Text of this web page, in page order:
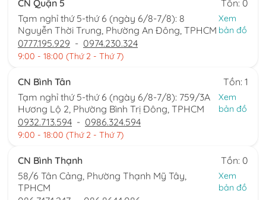
CN Quận 5
Tồn: 0
Tạm nghỉ thứ 5-thứ 6 (ngày 6/8-7/8): 8
Nguyễn Thời Trung, Phường An Đông, TPHCM
Xem
bản đồ
0777.195.929 - 0974.230.324
9:00 - 18:00 (Thứ 2 - Thứ 7)
CN Bình Tân
Tồn: 1
Tạm nghỉ thứ 5-thứ 6 (ngày 6/8-7/8): 759/3A
Hương Lộ 2, Phường Bình Trị Đông, TPHCM
Xem
bản đồ
0932.713.594 - 0986.324.594
9:00 - 18:00 (Thứ 2 - Thứ 7)
CN Bình Thạnh
Tồn: 0
58/6 Tân Cảng, Phường Thạnh Mỹ Tây,
TPHCM
Xem
bản đồ